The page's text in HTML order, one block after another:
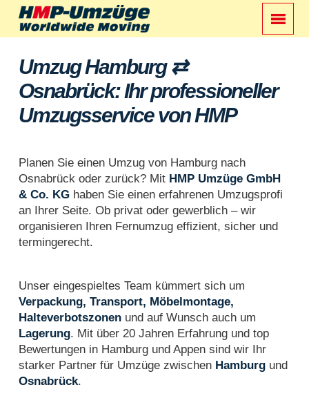
Umzug Hamburg ⇄
Osnabrück: Ihr professioneller
Umzugsservice von HMP
Planen Sie einen Umzug von Hamburg nach
Osnabrück oder zurück? Mit HMP Umzüge GmbH
& Co. KG haben Sie einen erfahrenen Umzugsprofi
an Ihrer Seite. Ob privat oder gewerblich – wir
organisieren Ihren Fernumzug effizient, sicher und
termingerecht.
Unser eingespieltes Team kümmert sich um
Verpackung, Transport, Möbelmontage,
Halteverbotszonen und auf Wunsch auch um
Lagerung. Mit über 20 Jahren Erfahrung und top
Bewertungen in Hamburg und Appen sind wir Ihr
starker Partner für Umzüge zwischen Hamburg und
Osnabrück.